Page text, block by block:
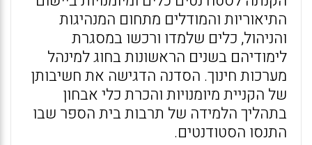
התיאוריות והמודלים מתחום המנהיגות
והניהול, כלים שלמדו ורכשו במסגרת
לימודיהם בשנים הראשונות בחוג למינהל
מערכות חינוך. הסדנה הדגישה את חשיבותן
של הקניית מיומנויות והכרת כלי אבחון
בתהליך הלמידה של תרבות בית הספר שבו
התנסו הסטודנטים.